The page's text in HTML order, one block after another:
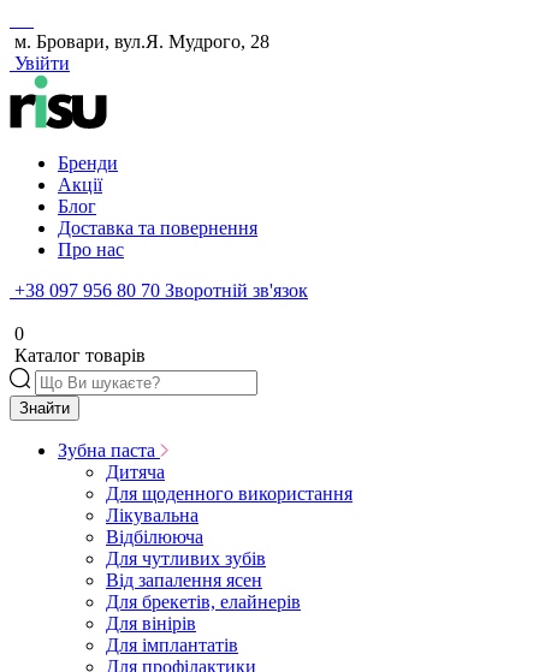
м. Бровари, вул.Я. Мудрого, 28
Увійти
Бренди
Акції
Блог
Доставка та повернення
Про нас
+38 097 956 80 70 Зворотній зв'язок
0
Каталог товарів
Знайти
Зубна паста
Дитяча
Для щоденного використання
Лікувальна
Відбілююча
Для чутливих зубів
Від запалення ясен
Для брекетів, елайнерів
Для вінірів
Для імплантатів
Для профілактики